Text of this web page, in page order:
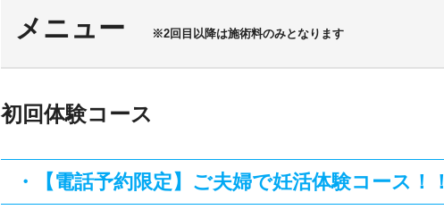
メニュー ※2回目以降は施術料のみとなります
初回体験コース
・【電話予約限定】ご夫婦で妊活体験コース！！